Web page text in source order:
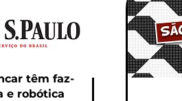
têm faz-
e robótica